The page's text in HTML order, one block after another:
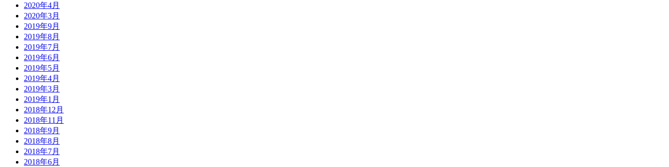
2020年4月
2020年3月
2019年9月
2019年8月
2019年7月
2019年6月
2019年5月
2019年4月
2019年3月
2019年1月
2018年12月
2018年11月
2018年9月
2018年8月
2018年7月
2018年6月